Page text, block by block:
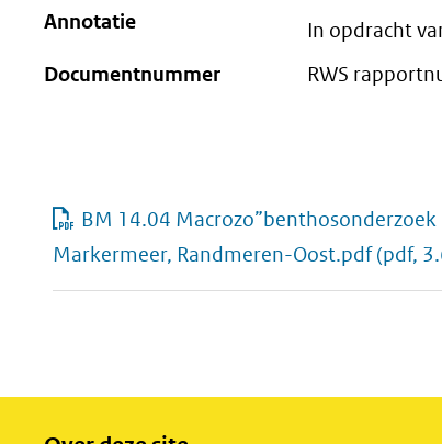
Annotatie
In opdracht
Documentnummer
RWS
BM 14.04
Markermeer, Randmeren-Oost.pdf(pdf,